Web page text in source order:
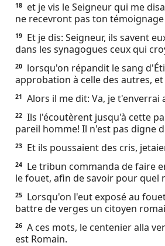
18
et je vis le Seigneur qui me
ne recevront pas ton
19
Et je dis: Seigneur, ils savent
dans les synagogues ceux qui
20
lorsqu'on répandit le sang
approbation à celle des autres,
21 Alors il me dit: Va, je t'enverrai
22 Ils l'écoutèrent jusqu'à cette
pareil homme! Il n'est pas digne
23 Et ils poussaient des cris,
24
Le tribun commanda de faire
le fouet, afin de savoir pour quel
25
Lorsqu'on l'eut exposé au
battre de verges un citoyen
26 A ces mots, le centenier alla
est Romain.